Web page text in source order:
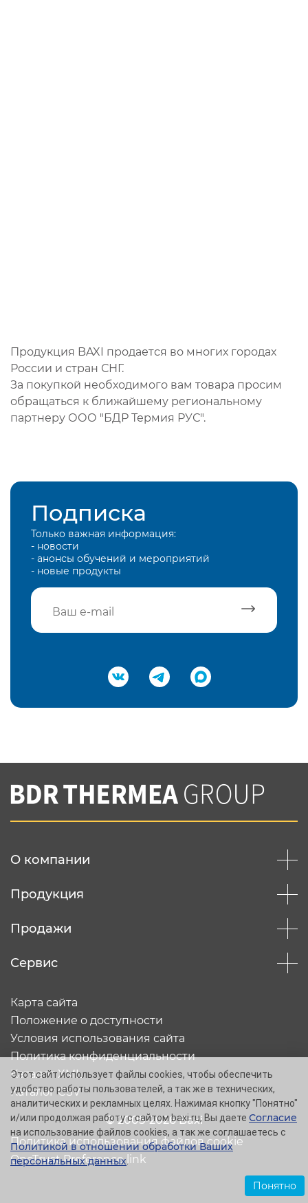
Продукция BAXI продается во многих городах
России и стран СНГ.
За покупкой необходимого вам товара просим
обращаться к ближайшему региональному
партнеру ООО "БДР Термия РУС".
Подписка
Только важная информация:
- новости
- анонсы обучений и мероприятий
- новые продукты
Подтвердить e-mail
Вы соглашаетесь с нашей политикой
конфеденциальности
О компании
Продукция
Продажи
Сервис
© 2005-2026 Baxi
Карта сайта
Положение о доступности
Условия использования сайта
Политика конфиденциальности
Каталог XML
Каталог CSV
Политика использования файлов cookie
OneTrust Preference link
Этот сайт использует файлы cookies, чтобы обеспечить
удобство работы пользователей, а так же в технических,
аналитических и рекламных целях. Нажимая кнопку "Понятно"
и/или продолжая работу с сайтом baxi.ru, Вы даете Согласие
на использование файлов cookies, а так же соглашаетесь с
Политикой в отношении обработки Ваших
персональных данных.
Понятно